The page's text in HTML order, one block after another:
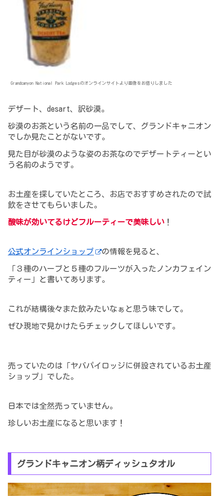
Grandcanyon National Park Lodgesのオンラインサイトより画像をお借りしました
デザート、desart、訳砂漠。
砂漠のお茶という名前の一品でして、グランドキャニオン
でしか見たことがないです。
見た目が砂漠のような姿のお茶なのでデザートティーとい
う名前のようです。
お土産を探していたところ、
お店でおすすめされたので試
飲をさせてもらいました。
酸味が効いてるけどフルーティーで美味しい ！
公式オンラインショップ の情報を見ると、
「３種のハーブと５種のフルーツが入ったノンカフェイン
ティー」と書いてあります。
これが結構後々また飲みたいなぁと思う味でして。
ぜひ現地で見かけたらチェックしてほしいです。
売っていたのは「ヤバパイロッジに併設されているお土産
ショップ」でした。
日本では全然売っていません。
珍しいお土産になると思います！
グランドキャニオン柄ディッシュタオル